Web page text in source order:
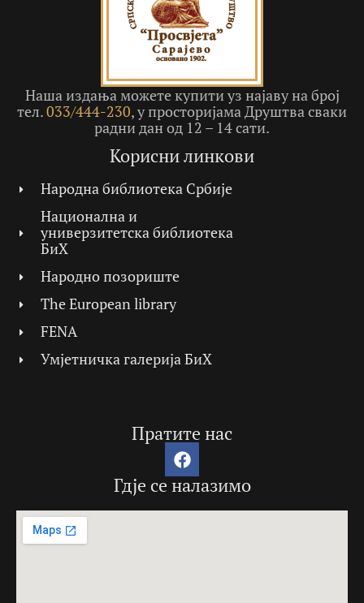
Наша издања можете купити уз најаву на број
тел.033/444-230, у просторијама Друштва сваки
радни дан од 12 – 14 сати.
Корисни линкови
Народна библиотека Србије
Национална и
универзитетска библиотека
БиХ
Народно позориште
The European library
FENA
Умјетничка галерија БиХ
Пратите нас
Гдје се налазимо